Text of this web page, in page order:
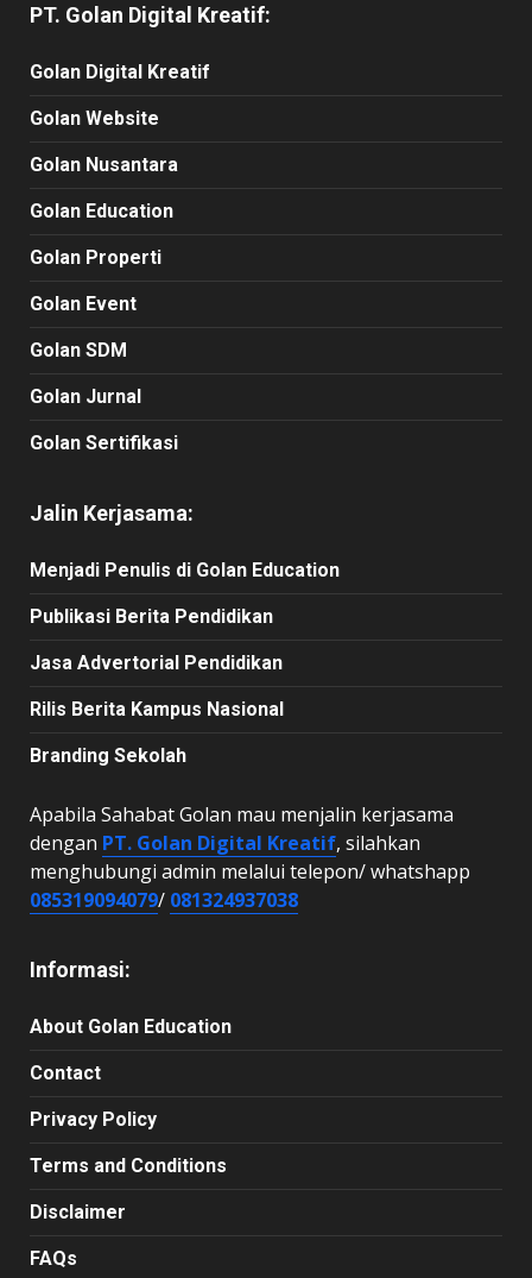
PT. Golan Digital Kreatif:
Golan Digital Kreatif
Golan Website
Golan Nusantara
Golan Education
Golan Properti
Golan Event
Golan SDM
Golan Jurnal
Golan Sertifikasi
Jalin Kerjasama:
Menjadi Penulis di Golan Education
Publikasi Berita Pendidikan
Jasa Advertorial Pendidikan
Rilis Berita Kampus Nasional
Branding Sekolah
Apabila Sahabat Golan mau menjalin kerjasama
dengan PT. Golan Digital Kreatif, silahkan
menghubungi admin melalui telepon/ whatshapp
085319094079/ 081324937038
Informasi:
About Golan Education
Contact
Privacy Policy
Terms and Conditions
Disclaimer
FAQs